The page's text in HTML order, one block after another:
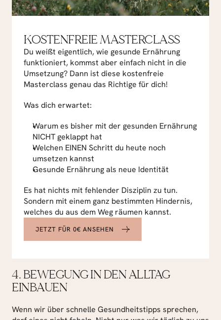
KOSTENFREIE MASTERCLASS
Du weißt eigentlich, wie gesunde Ernährung
funktioniert, kommst aber einfach nicht in die
Umsetzung? Dann ist diese kostenfreie
Masterclass genau das Richtige für dich!
Was dich erwartet:
Warum es bisher mit der gesunden Ernährung
NICHT geklappt hat
Welchen EINEN Schritt du heute noch
umsetzen kannst
Gesunde Ernährung als neue Identität
Es hat nichts mit fehlender Disziplin zu tun.
Sondern mit einem ganz bestimmten Hindernis,
welches du aus dem Weg räumen kannst.
JETZT FÜR 0€ ANSEHEN
4. BEWEGUNG IN DEN ALLTAG
EINBAUEN
Wenn wir über schnelle Gesundheitstipps sprechen,